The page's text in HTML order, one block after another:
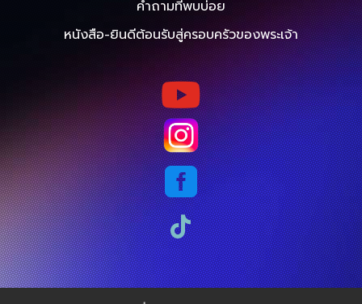
คำถามที่พบบ่อย
หนังสือ-ยินดีต้อนรับสู่ครอบครัวของพระเจ้า


